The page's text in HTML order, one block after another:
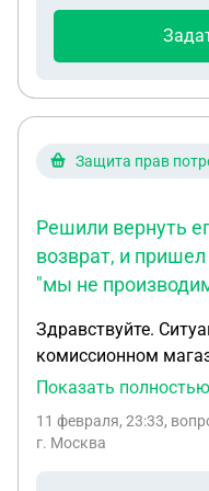
отвечать на смс.
000руб + 30 000руб
коммунальные
питомцем. Договор
имеется, только
Защита прав
Решили вернуть
возврат, и
"мы не
Здравствуйте.
комиссионном
При покупке
то не устроит.
Показать полностью
11 февраля, 23:33,
г. Москва